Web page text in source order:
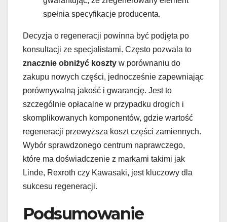
spełnia specyfikacje producenta.
Decyzja o regeneracji powinna być podjęta po
konsultacji ze specjalistami. Często pozwala to
znacznie obniżyć koszty w porównaniu do
zakupu nowych części, jednocześnie zapewniając
porównywalną jakość i gwarancję. Jest to
szczególnie opłacalne w przypadku drogich i
skomplikowanych komponentów, gdzie wartość
regeneracji przewyższa koszt części zamiennych.
Wybór sprawdzonego centrum naprawczego,
które ma doświadczenie z markami takimi jak
Linde, Rexroth czy Kawasaki, jest kluczowy dla
sukcesu regeneracji.
Podsumowanie